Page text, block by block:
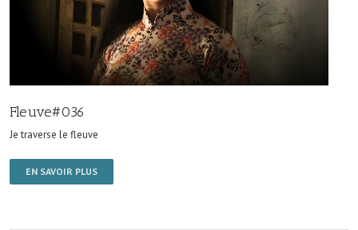
Fleuve#036
Je traverse le fleuve
EN SAVOIR PLUS